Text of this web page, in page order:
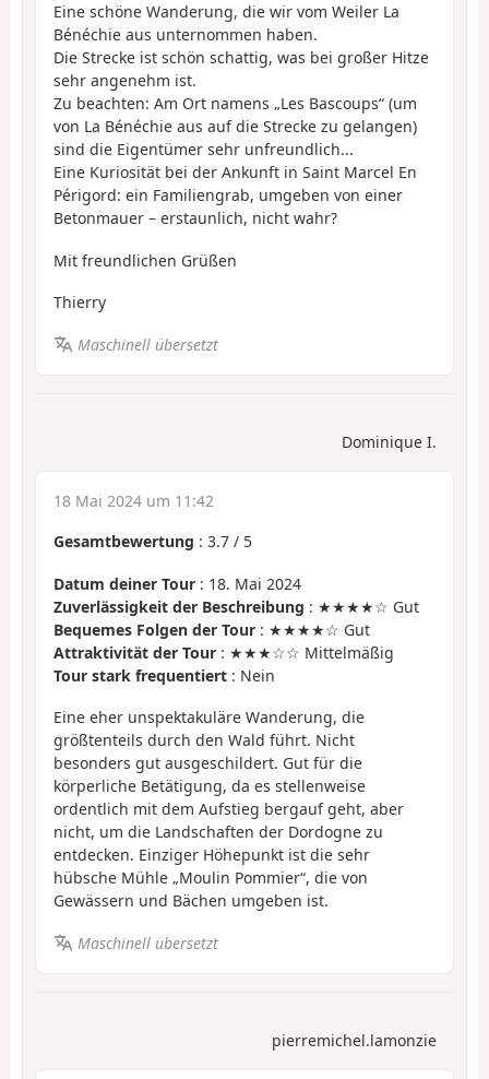
Eine schöne Wanderung, die wir vom Weiler La
Bénéchie aus unternommen haben.
Die Strecke ist schön schattig, was bei großer Hitze
sehr angenehm ist.
Zu beachten: Am Ort namens „Les Bascoups“ (um
von La Bénéchie aus auf die Strecke zu gelangen)
sind die Eigentümer sehr unfreundlich...
Eine Kuriosität bei der Ankunft in Saint Marcel En
Périgord: ein Familiengrab, umgeben von einer
Betonmauer – erstaunlich, nicht wahr?
Mit freundlichen Grüßen
Thierry
Maschinell übersetzt
Dominique I.
18 Mai 2024 um 11:42
Gesamtbewertung : 3.7 / 5
Datum deiner Tour : 18. Mai 2024
Zuverlässigkeit der Beschreibung : ★★★★☆ Gut
Bequemes Folgen der Tour : ★★★★☆ Gut
Attraktivität der Tour : ★★★☆☆ Mittelmäßig
Tour stark frequentiert : Nein
Eine eher unspektakuläre Wanderung, die
größtenteils durch den Wald führt. Nicht
besonders gut ausgeschildert. Gut für die
körperliche Betätigung, da es stellenweise
ordentlich mit dem Aufstieg bergauf geht, aber
nicht, um die Landschaften der Dordogne zu
entdecken. Einziger Höhepunkt ist die sehr
hübsche Mühle „Moulin Pommier“, die von
Gewässern und Bächen umgeben ist.
Maschinell übersetzt
pierremichel.lamonzie